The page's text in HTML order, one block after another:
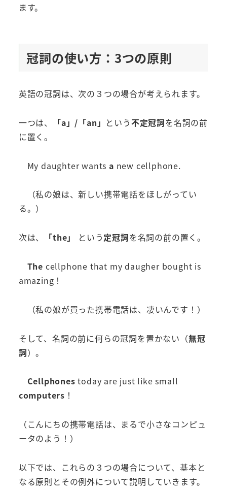
ます。
冠詞の使い方：3つの原則
英語の冠詞は、次の３つの場合が考えられます。
一つは、 「a」/「an」 という不定冠詞を名詞の前
に置く。
My daughter wants a new cellphone.
（私の娘は、新しい携帯電話をほしがってい
る。）
次は、 「the」 という定冠詞を名詞の前の置く。
The cellphone that my daugher bought is
amazing！
（私の娘が買った携帯電話は、凄いんです！）
そして、名詞の前に何らの冠詞を置かない（無冠
詞）。
Cellphones today are just like small
computers ！
（こんにちの携帯電話は、まるで小さなコンピュ
ータのよう！）
以下では、これらの３つの場合について、基本と
なる原則とその例外について説明していきます。